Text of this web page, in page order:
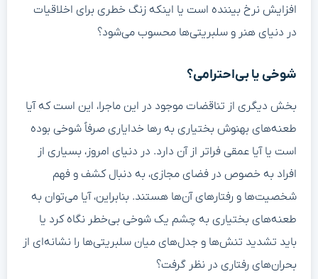
افزایش نرخ بیننده است یا اینکه زنگ خطری برای اخلاقیات
در دنیای هنر و سلبریتی‌ها محسوب می‌شود؟
شوخی یا بی‌احترامی؟
بخش دیگری از تناقضات موجود در این ماجرا، این است که آیا
طعنه‌های بهنوش بختیاری به رها خدایاری صرفاً شوخی بوده
است یا آیا عمقی فراتر از آن دارد. در دنیای امروز، بسیاری از
افراد به خصوص در فضای مجازی، به دنبال کشف و فهم
شخصیت‌ها و رفتارهای آن‌ها هستند. بنابراین، آیا می‌توان به
طعنه‌های بختیاری به چشم یک شوخی بی‌خطر نگاه کرد یا
باید تشدید تنش‌ها و جدل‌های میان سلبریتی‌ها را نشانه‌ای از
بحران‌های رفتاری در نظر گرفت؟